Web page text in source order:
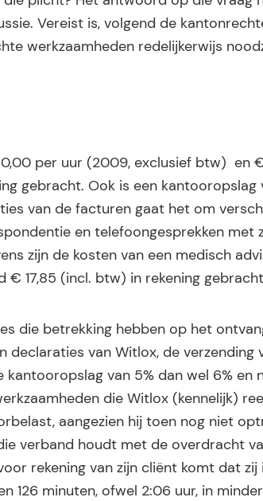
Vereist is, volgend de
werkzaamheden redelijkerwijs
per uur (2009, exclusief btw) en
gebracht. Ook is een kantooropslag
van de facturen gaat het om
en telefoongesprekken met
zijn de kosten van een medisch
17,85 (incl. btw) in rekening
die betrekking hebben op het
van Witlox, de verzending
kantooropslag van 5% dan wel 6% en
die Witlox (kennelijk)
aangezien hij toen nog niet
verband houdt met de overdracht
rekening van zijn cliënt komt dat
126 minuten, ofwel 2:06 uur, in